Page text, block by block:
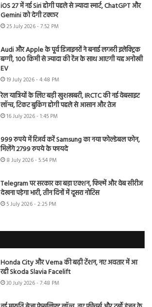
iOS 27 में नई Siri होगी पहले से ज्यादा स्मार्ट, ChatGPT और
Gemini को देगी टक्कर
25 July 2026 - 7:52 PM
Audi और Apple के पूर्व डिजाइनरों ने बनाई लग्जरी इलेक्ट्रिक
बग्गी, 100 किमी से ज्यादा की रेंज के साथ आएगी यह अनोखी
EV
19 July 2026 - 4:48 PM
रेल यात्रियों के लिए बड़ी खुशखबरी, IRCTC की नई वेबसाइट
लॉन्च, टिकट बुकिंग होगी पहले से आसान और तेज
16 July 2026 - 1:45 PM
999 रुपये में रिजर्व करें Samsung का नया फोल्डेबल फोन,
मिलेंगे 2799 रुपये के फायदे
8 July 2026 - 5:54 PM
Telegram पर सरकार का बड़ा एक्शन, फिल्में और वेब सीरीज
देखना पड़ेगा भारी, तीन दिनों में दूसरा नोटिस
5 July 2026 - 2:25 PM
Honda City और Verna की बढ़ी टेंशन, नए अवतार में आ
रही Skoda Slavia Facelift
30 July 2026 - 7:48 PM